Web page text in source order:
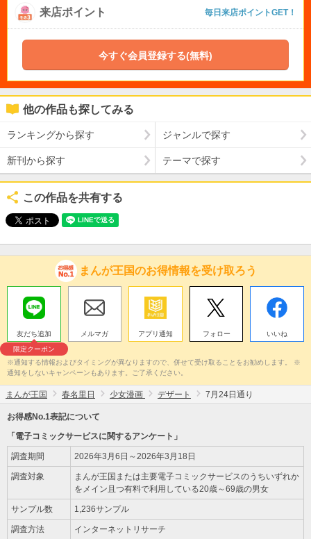
来店ポイント 毎日来店ポイントGET！
今すぐ会員登録する(無料)
他の作品も探してみる
ランキングから探す ジャンルで探す
新刊から探す テーマで探す
この作品を共有する
まんが王国のお得情報を受け取ろう
友だち追加
限定クーポン
メルマガ アプリ通知 フォロー いいね
※通知する情報およびタイミングが異なりますので、併せて受け取ることをお勧めします。 ※
通知をしないキャンペーンもあります。ご了承ください。
まんが王国 春名里日 少女漫画 デザート 7月24日通り
お得感No.1表記について
「電子コミックサービスに関するアンケート」
調査期間 2026年3月6日～2026年3月18日
調査対象
まんが王国または主要電子コミックサービスのうちいずれか
をメイン且つ有料で利用している20歳～69歳の男女
サンプル数 1,236サンプル
調査方法 インターネットリサーチ